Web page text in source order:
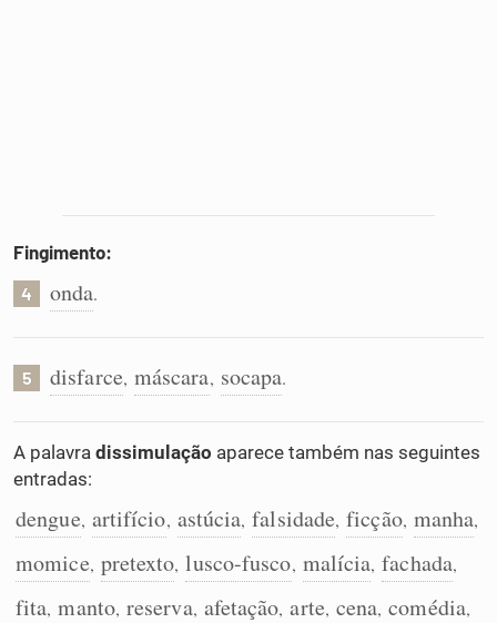
Fingimento:
4 onda.
5 disfarce, máscara, socapa.
A palavra dissimulação aparece também nas seguintes
entradas:
dengue, artifício, astúcia, falsidade, ficção, manha,
momice, pretexto, lusco-fusco, malícia, fachada,
fita, manto, reserva, afetação, arte, cena, comédia,